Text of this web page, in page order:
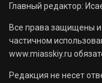
Главный редактор:
Все права защищены
частичном
www.miasskiy.ru
Редакция не несет